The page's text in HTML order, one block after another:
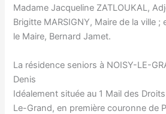
Madame Jacqueline ZATLOUKAL,
Brigitte MARSIGNY, Maire de la ville
le Maire, Bernard Jamet.
La résidence seniors à NOISY-LE-
Denis
Idéalement située au 1 Mail des
Le-Grand, en première couronne de